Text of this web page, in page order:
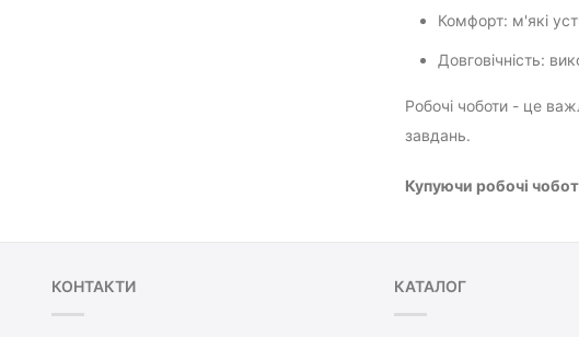
Комфорт: м'які
Довговічність:
Робочі чоботи - це
завдань.
Купуючи робочі
КОНТАКТИ КАТАЛОГ